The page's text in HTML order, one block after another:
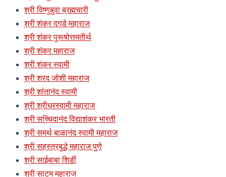
श्री विष्णुबुवा ब्रह्मचारी
श्री शंकर दगडे महाराज
श्री शंकर पुरूषोत्तमतीर्थ
श्री शंकर महाराज
श्री शंकर स्वामी
श्री शरद जोशी महाराज
श्री शांतानंद स्वामी
श्री श्रीधरस्वामी महाराज
श्री सच्चिदानंद विद्याशंकर भारती
श्री समर्थ बाळानंद स्वामी महाराज
श्री सहस्त्रबुद्धे महाराज पुणे
श्री साईबाबा शिर्डी
श्री साटम महाराज